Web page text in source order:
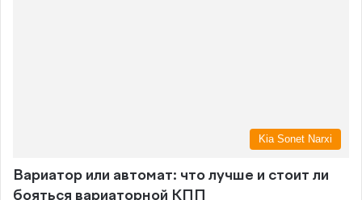
Kia Sonet Narxi
Вариатор или автомат: что лучше и стоит ли
бояться вариаторной КПП